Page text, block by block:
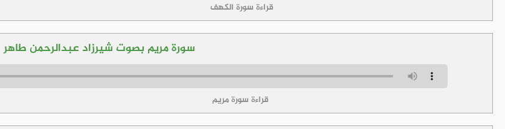
قراءة سورة الكهف
سورة مريم بصوت شيرزاد عبدالرحمن طاهر
قراءة سورة مريم